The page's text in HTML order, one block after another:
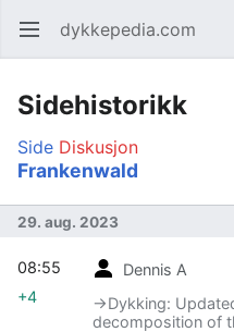
Åpne hovedmenyen dykkepedia.com
Sidehistorikk
Side Diskusjon
Frankenwald
29. aug. 2023
Dennis A
→‎Dykking:
decomposition of
08:55
+4